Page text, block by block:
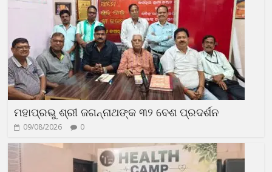
ମହାପ୍ରଭୁ ଶ୍ରୀ ଜଗନ୍ନାଥଙ୍କ ୩୨ ବେଶ ପ୍ରଦର୍ଶନ
09/08/2026 0